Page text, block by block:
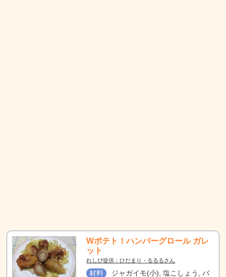
Wポテト！ハンバーグロール ガレ
ット
れしぴ提供：ひだまり・るるるさん
材料
ジャガイモ(小), 塩こしょう, バ